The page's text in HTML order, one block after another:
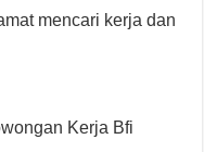
mencari kerja dan
Kerja Bfi